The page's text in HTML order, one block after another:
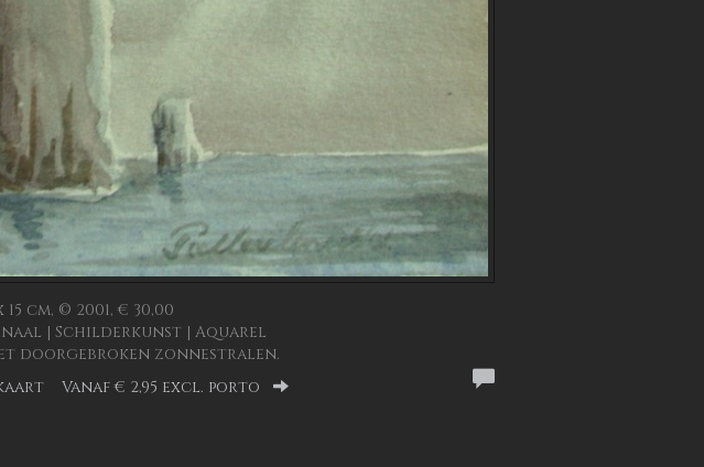
15 cm, © 2001, € 30,00
| Schilderkunst | Aquarel
doorgebroken zonnestralen.
Vanaf € 2,95 excl. porto